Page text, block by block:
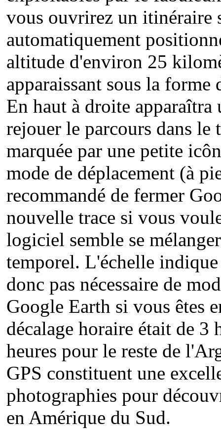
vous ouvrirez un itinéraire
automatiquement
altitude d'environ 25
apparaissant sous la
En haut à droite
rejouer le parcours dans le
marquée par une petite
mode de déplacement (à
recommandé de fermer
nouvelle trace si vous
logiciel semble se
temporel. L'échelle
donc pas nécessaire de
Google Earth si vous êtes
décalage horaire était de 3
heures pour le reste de
GPS constituent une
photographies pour
en Amérique du Sud.